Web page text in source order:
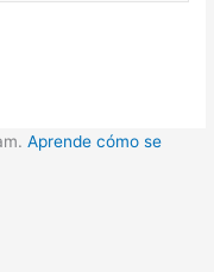
Aprende cómo se